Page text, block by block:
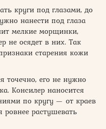
круги под глазами, до
нанести под глаза
мелкие морщинки,
не осядет в них. Так
старения кожи
точечно, его не нужно
Консилер наносится
по кругу — от краев
ровнее растушевать